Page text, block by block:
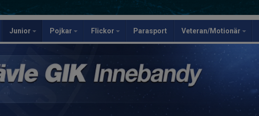
Junior Pojkar Flickor Parasport Veteran/Motionär